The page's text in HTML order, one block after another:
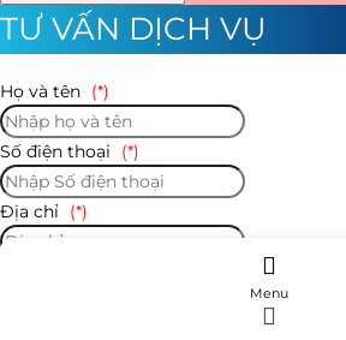
Menu
TƯ VẤN DỊCH VỤ
Họ và tên (*)
Số điện thoại (*)
Địa chỉ (*)